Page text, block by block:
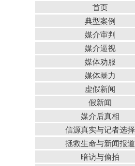
首页
典型案例
媒介审判
媒介逼视
媒体劝服
媒体暴力
虚假新闻
假新闻
媒介后真相
信源真实与记者选择
拯救生命与新闻报道
暗访与偷拍